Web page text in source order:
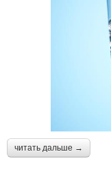
читать дальше →